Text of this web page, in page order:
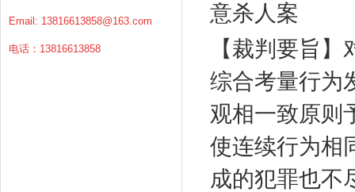
Email: 13816613858@163.com
电话：13816613858
意杀人案
【裁判要旨
综合考量行为
观相一致原则
使连续行为相
成的犯罪也不